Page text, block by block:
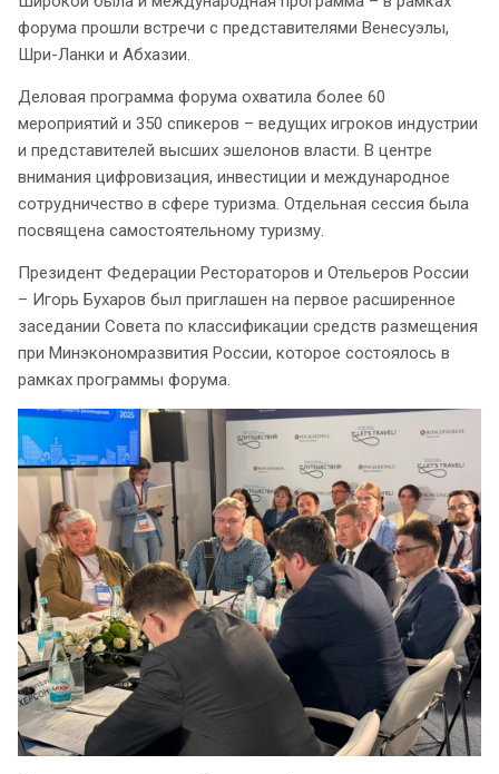
форума прошли встречи с представителями Венесуэлы,
Шри-Ланки и Абхазии.
Деловая программа форума охватила более 60
мероприятий и 350 спикеров – ведущих игроков индустрии
и представителей высших эшелонов власти. В центре
внимания цифровизация, инвестиции и международное
сотрудничество в сфере туризма. Отдельная сессия была
посвящена самостоятельному туризму.
Президент Федерации Рестораторов и Отельеров России
– Игорь Бухаров был приглашен на первое расширенное
заседании Совета по классификации средств размещения
при Минэкономразвития России, которое состоялось в
рамках программы форума.